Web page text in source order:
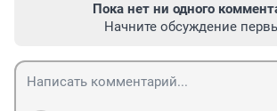
Пока нет ни одного
Начните обсуждение